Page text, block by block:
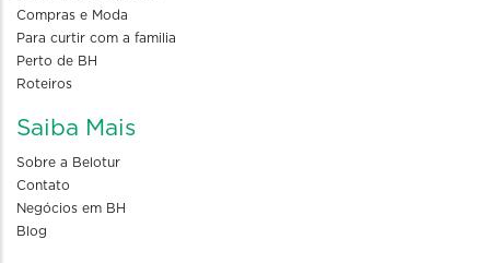
Compras e Moda
Para curtir com a familia
Perto de BH
Roteiros
Saiba Mais
Sobre a Belotur
Contato
Negócios em BH
Blog